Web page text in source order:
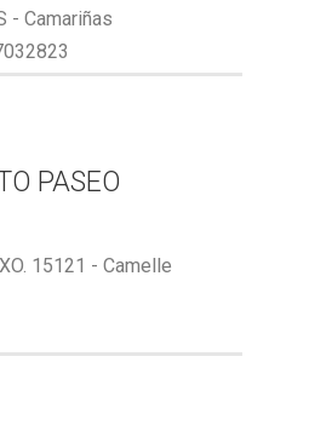
- Camariñas
PASEO
15121 - Camelle